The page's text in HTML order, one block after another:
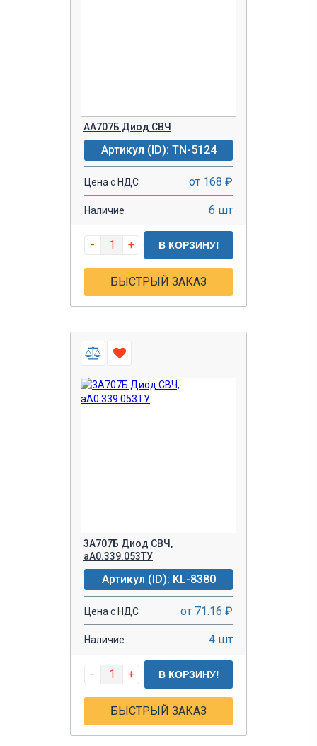
АА707Б Диод СВЧ
Артикул (ID): TN-5124
Цена с НДС от 168 ₽
Наличие 6 шт
- + В КОРЗИНУ!
БЫСТРЫЙ ЗАКАЗ
3А707Б Диод СВЧ,
аА0.339.053ТУ
Артикул (ID): KL-8380
Цена с НДС от 71.16 ₽
Наличие 4 шт
- + В КОРЗИНУ!
БЫСТРЫЙ ЗАКАЗ